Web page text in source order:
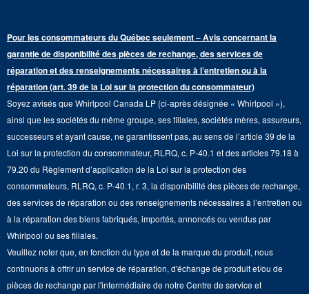
Programmes de service prolongé
Pièces de rechange
Aide sur les produits
Suivre ma commande
Services de livraison et d'installation
Retours et échanges
Accessibilité
Services d'abonnement
Résidents du Québec
Piédestaux de lessive
Qualité Commerciale
Duos de Lessive
Cuisinières
Fours muraux
Hottes
Fours à micro-ondes
Communiquez avec nous
Monsieur Maytag
Carrières
Whirlpool et Corporation
Whirlpool au Canada
Pour les consommateurs du Québec seulement – Avis concernant la
garantie de disponibilité des pièces de rechange, des services de
réparation et des renseignements nécessaires à l’entretien ou à la
réparation (art. 39 de la Loi sur la protection du consommateur)
Soyez avisés que Whirlpool Canada LP (ci-après désignée « Whirlpool »),
ainsi que les sociétés du même groupe, ses filiales, sociétés mères, assureurs,
successeurs et ayant cause, ne garantissent pas, au sens de l’article 39 de la
Loi sur la protection du consommateur, RLRQ, c. P-40.1 et des articles 79.18 à
79.20 du Règlement d’application de la Loi sur la protection des
consommateurs, RLRQ, c. P-40.1, r. 3, la disponibilité des pièces de rechange,
des services de réparation ou des renseignements nécessaires à l’entretien ou
à la réparation des biens fabriqués, importés, annoncés ou vendus par
Whirlpool ou ses filiales.
Veuillez noter que, en fonction du type et de la marque du produit, nous
continuons à offrir un service de réparation, d'échange de produit et/ou de
pièces de rechange par l'intermédiaire de notre Centre de service et